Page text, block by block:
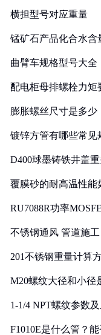
横担型号对应重量
锰矿石产品化合水含
曲臂车规格型号大全
配电柜母排螺栓力矩
膨胀螺丝尺寸是多少
镀锌方管有哪些常见
D400球墨铸铁井盖
覆膜砂的耐高温性能
RU7088R功率
不锈钢通风 管道施工
201不锈钢重量计算
M20螺纹大径和小径
1-1/4 NPT螺纹参数
F1010E是什么管？